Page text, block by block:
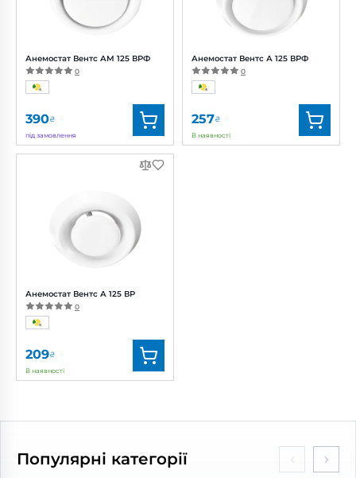
Анемостат Вентс АМ 125 ВРФ
0
390₴
під замовлення
Вентс
Анемостат Вентс А 125 ВРФ
0
257₴
В наявності
Анемостат Вентс А 125 ВР
0
209₴
В наявності
Артикул: 0000221470
Популярні категорії